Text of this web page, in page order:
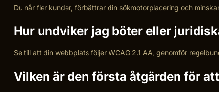
Du når fler kunder, förbättrar din sökmotorplacering och
Hur undviker jag böter eller
Se till att din webbplats följer WCAG 2.1 AA, genomför
Vilken är den första åtgärden för